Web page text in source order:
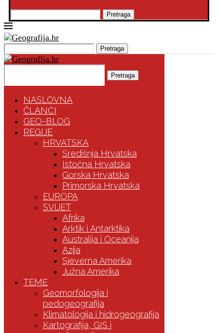
Pretraga
Pretraga
Pretraga
NASLOVNA
ČLANCI
GEO-BLOG
REGIJE
HRVATSKA
Središnja Hrvatska
Istočna Hrvatska
Gorska Hrvatska
Primorska Hrvatska
EUROPA
SVIJET
Afrika
Arktik i Antarktika
Australija i Oceanija
Azija
Sjeverna Amerika
Južna Amerika
TEME
Geomorfologija i
pedogeografija
Klimatologija i hidrogeografija
Kartografija, GIS i